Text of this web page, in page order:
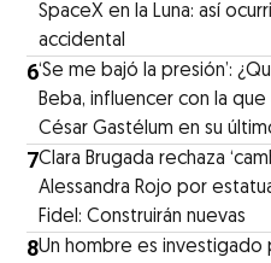
SpaceX en la Luna: así
accidental
6‘Se me bajó la presión’:
Beba, influencer con la
César Gastélum en su
7Clara Brugada rechaza
Alessandra Rojo por
Fidel: Construirán nuevas
8Un hombre es investigado